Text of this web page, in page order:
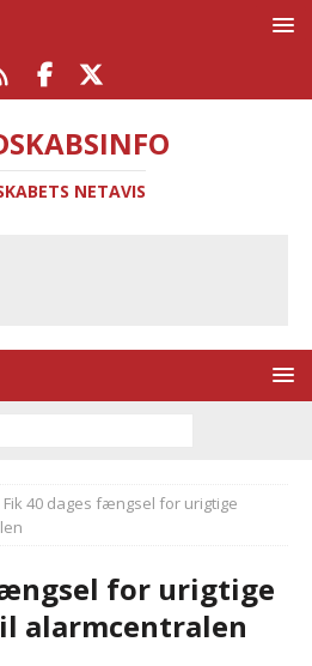
NETAVIS
Fik 40 dages fængsel for urigtige
for urigtige
alarmcentralen